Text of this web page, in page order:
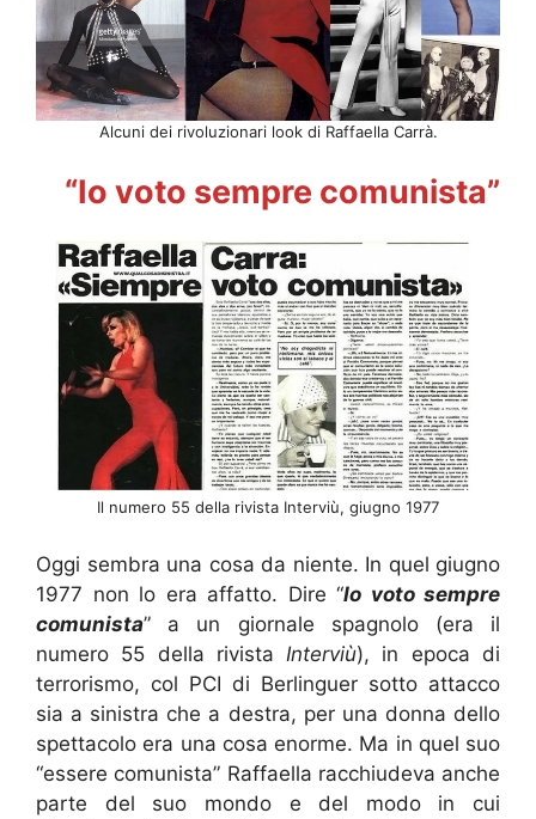
Alcuni dei rivoluzionari look di Raffaella Carrà.
“Io voto sempre comunista”
Il numero 55 della rivista Interviù, giugno 1977
Oggi sembra una cosa da niente. In quel giugno
1977 non lo era affatto. Dire “Io voto sempre
comunista” a un giornale spagnolo (era il
numero 55 della rivista Interviù), in epoca di
terrorismo, col PCI di Berlinguer sotto attacco
sia a sinistra che a destra, per una donna dello
spettacolo era una cosa enorme. Ma in quel suo
“essere comunista” Raffaella racchiudeva anche
parte del suo mondo e del modo in cui